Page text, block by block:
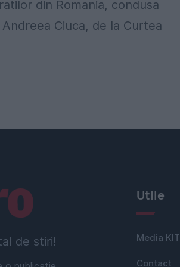
din Romania, condusa
Ciuca, de la Curtea
de stiri!
Utile
Media KIT
Contact